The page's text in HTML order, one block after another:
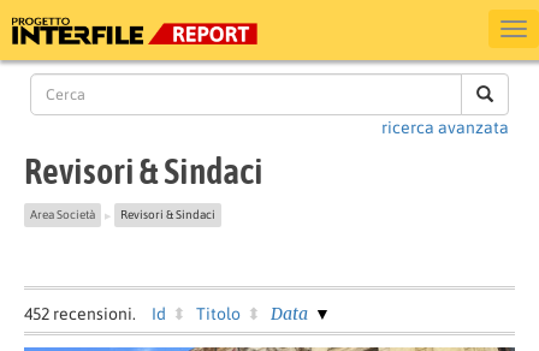
ricerca avanzata
Revisori & Sindaci
Area Società ▶ Revisori & Sindaci
452 recensioni. Id Titolo Data